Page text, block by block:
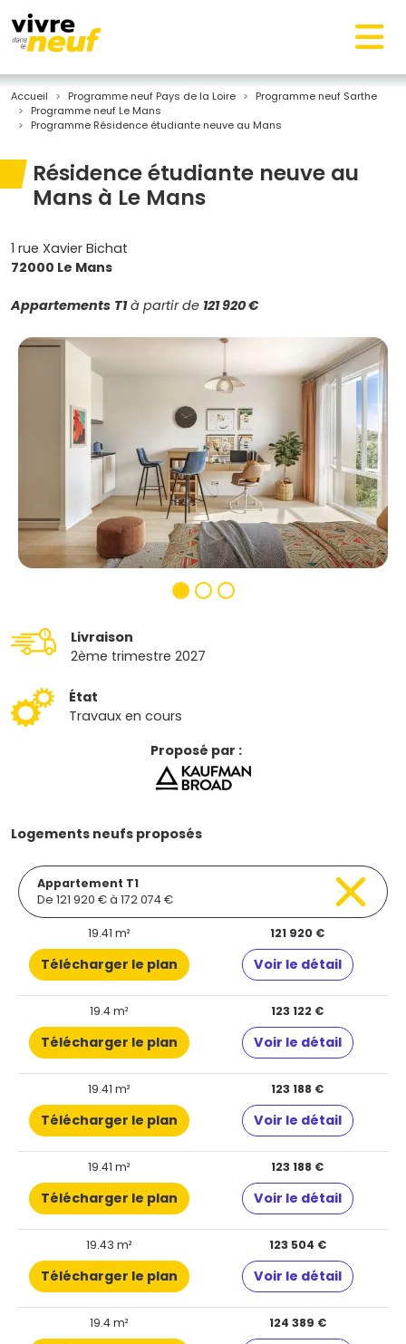
Accueil Programme neuf Pays de la Loire
Programme neuf Sarthe
Programme neuf Le Mans
Programme Résidence étudiante neuve au Mans
Résidence étudiante neuve au
Mans à Le Mans
1 rue Xavier Bichat
72000 Le Mans
Appartements T1 à partir de 121 920 €
Livraison
2ème trimestre 2027
État
Travaux en cours
Proposé par :
Logements neufs proposés
Appartement T1
De 121 920 € à 172 074 €
19.41 m² 121 920 €
Télécharger le plan Voir le détail
19.4 m² 123 122 €
Télécharger le plan Voir le détail
19.41 m² 123 188 €
Télécharger le plan Voir le détail
19.41 m² 123 188 €
Télécharger le plan Voir le détail
19.43 m² 123 504 €
Télécharger le plan Voir le détail
19.4 m² 124 389 €